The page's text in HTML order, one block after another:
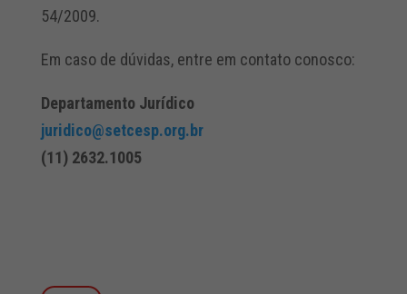
54/2009.
Em caso de dúvidas, entre em contato conosco:
Departamento Jurídico
juridico@setcesp.org.br
(11) 2632.1005